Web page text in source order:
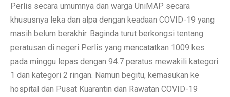
Perlis secara umumnya dan warga UniMAP secara
khususnya leka dan alpa dengan keadaan COVID-19 yang
masih belum berakhir. Baginda turut berkongsi tentang
peratusan di negeri Perlis yang mencatatkan 1009 kes
pada minggu lepas dengan 94.7 peratus mewakili kategori
1 dan kategori 2 ringan. Namun begitu, kemasukan ke
hospital dan Pusat Kuarantin dan Rawatan COVID-19